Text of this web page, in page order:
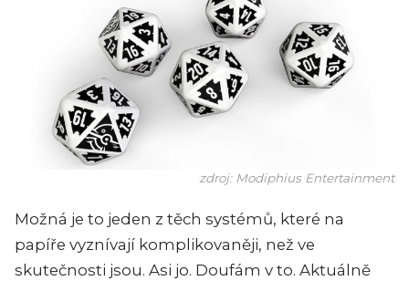
zdroj: Modiphius Entertainment
Možná je to jeden z těch systémů, které na
papíře vyznívají komplikovaněji, než ve
skutečnosti jsou. Asi jo. Doufám v to. Aktuálně